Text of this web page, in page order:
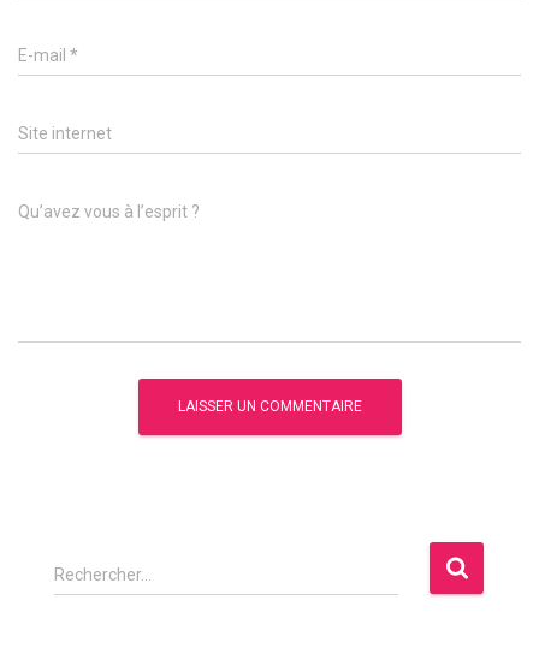
E-mail *
Site internet
Qu’avez vous à l’esprit ?
R
e
Rechercher…